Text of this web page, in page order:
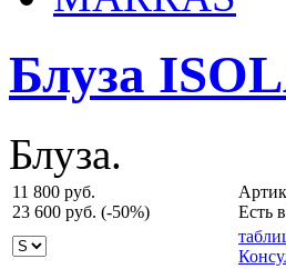
Блуза
Блуза.
11 800 руб.
23 600 руб. (-50%)
Есть